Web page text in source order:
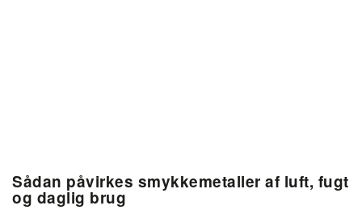
Sådan påvirkes smykkemetaller af luft, fugt
og daglig brug